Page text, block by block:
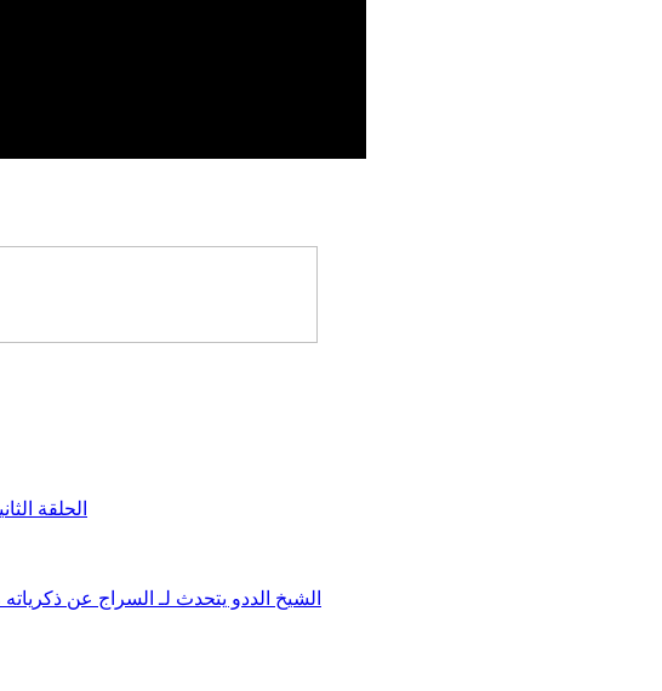
الحلقة
الشيخ الددو يتحدث لـ السراج عن